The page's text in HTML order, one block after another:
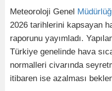
Meteoroloji Genel
2026 tarihlerini kapsayan
raporunu yayımladı.
Türkiye genelinde hava
normalleri civarında
itibaren ise azalması